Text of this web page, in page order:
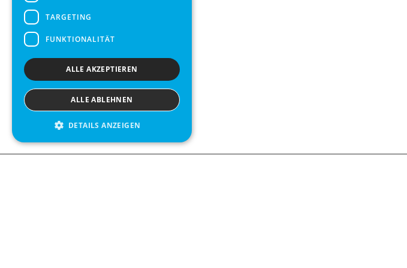
TARGETING
FUNKTIONALITÄT
ALLE AKZEPTIEREN
ALLE ABLEHNEN
DETAILS ANZEIGEN